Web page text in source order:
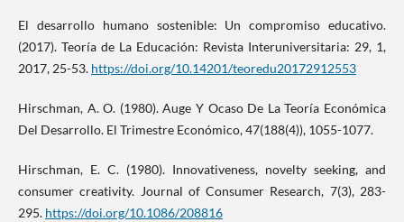
El desarrollo humano sostenible: Un compromiso educativo.
(2017). Teoría de La Educación: Revista Interuniversitaria: 29, 1,
2017, 25-53. https://doi.org/10.14201/teoredu20172912553
Hirschman, A. O. (1980). Auge Y Ocaso De La Teoría Económica
Del Desarrollo. El Trimestre Económico, 47(188(4)), 1055-1077.
Hirschman, E. C. (1980). Innovativeness, novelty seeking, and
consumer creativity. Journal of Consumer Research, 7(3), 283-
295. https://doi.org/10.1086/208816